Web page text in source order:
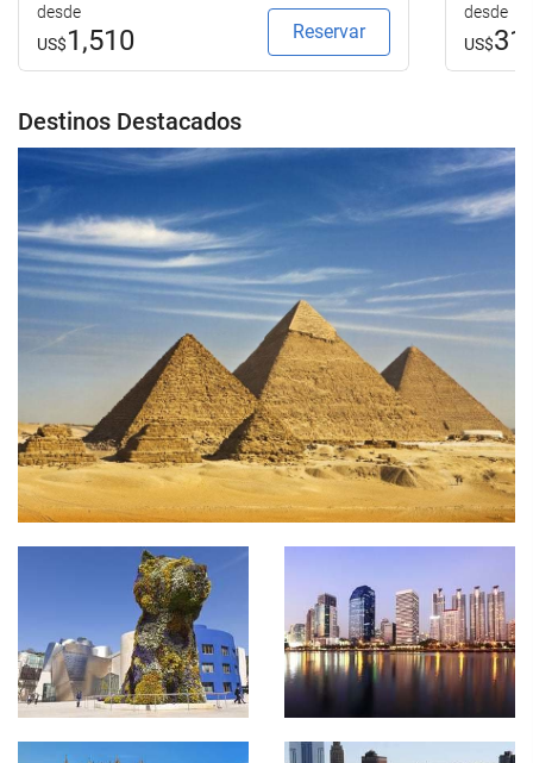
desde
US$1,510 Reservar
desde
US$
Destinos Destacados